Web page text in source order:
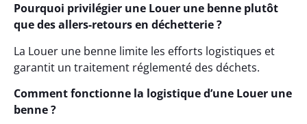
Pourquoi privilégier une Louer une benne plutôt
que des allers-retours en déchetterie ?
La Louer une benne limite les efforts logistiques et
garantit un traitement réglementé des déchets.
Comment fonctionne la logistique d’une Louer une
benne ?